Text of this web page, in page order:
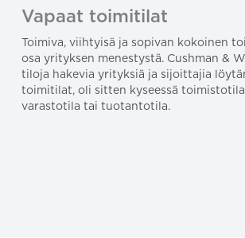
Vapaat toimitilat
Toimiva, viihtyisä ja sopivan kokoinen
osa yrityksen menestystä. Cushman &
tiloja hakevia yrityksiä ja sijoittajia
toimitilat, oli sitten kyseessä
varastotila tai tuotantotila.